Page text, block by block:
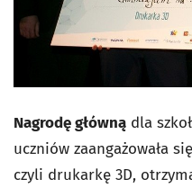
Nagrodę główną dla
uczniów zaangażowała
czyli drukarkę 3D,